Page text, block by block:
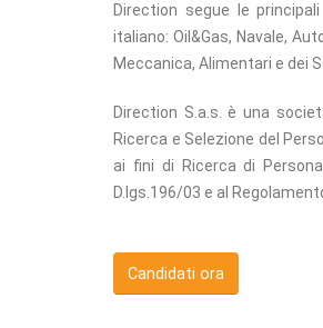
Direction segue le
italiano: Oil&Gas, Navale,
Meccanica, Alimentari e dei
Direction S.a.s. è una
Ricerca e Selezione del
ai fini di Ricerca di
D.lgs.196/03 e al
Candidati ora